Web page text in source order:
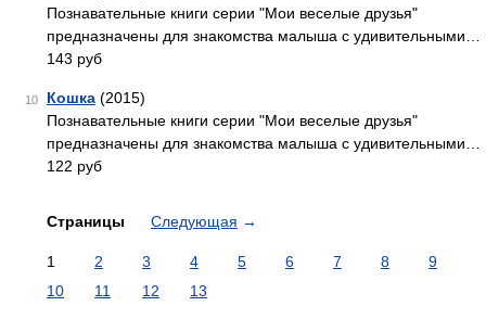
Познавательные книги серии "Мои веселые друзья"
предназначены для знакомства малыша с удивительными…
143 руб
10 Кошка (2015)
Познавательные книги серии "Мои веселые друзья"
предназначены для знакомства малыша с удивительными…
122 руб
Страницы Следующая →
1 2 3 4 5 6 7 8
9
10
11 12 13